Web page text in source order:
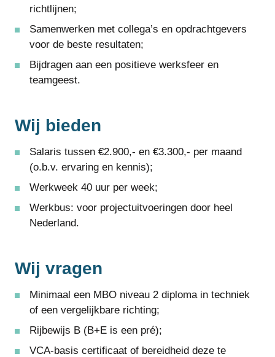
richtlijnen;
Samenwerken met collega’s en opdrachtgevers
voor de beste resultaten;
Bijdragen aan een positieve werksfeer en
teamgeest.
Wij bieden
Salaris tussen €2.900,- en €3.300,- per maand
(o.b.v. ervaring en kennis);
Werkweek 40 uur per week;
Werkbus: voor projectuitvoeringen door heel
Nederland.
Wij vragen
Minimaal een MBO niveau 2 diploma in techniek
of een vergelijkbare richting;
Rijbewijs B (B+E is een pré);
VCA-basis certificaat of bereidheid deze te